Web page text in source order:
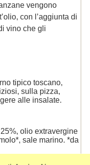
vengono
con l’aggiunta di
vino che gli
tipico toscano,
sulla pizza,
alle insalate.
olio extravergine
sale marino. *da